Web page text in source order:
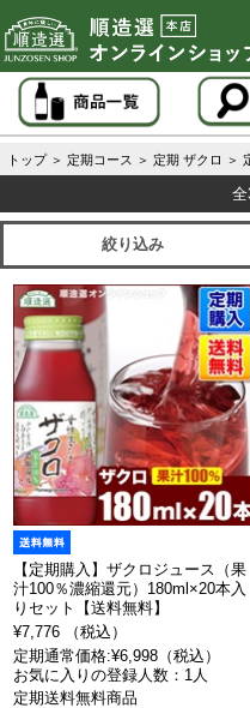
トップ ＞ 定期コース ＞ 定期 ザクロ ＞
絞り込み
【定期購入】ザクロジュース（果
汁100％濃縮還元）180ml×20本入
りセット【送料無料】
¥7,776 （税込）
定期通常価格:¥6,998（税込）
お気に入りの登録人数：1人
定期送料無料商品